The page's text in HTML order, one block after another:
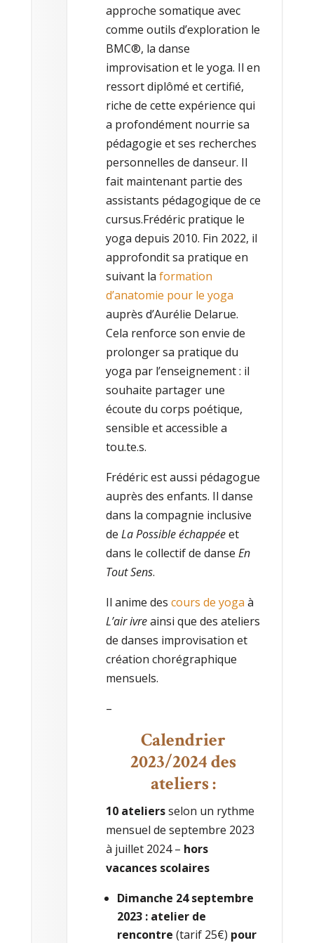
approche somatique avec
comme outils d’exploration le
BMC®, la danse
improvisation et le yoga. Il en
ressort diplômé et certifié,
riche de cette expérience qui
a profondément nourrie sa
pédagogie et ses recherches
personnelles de danseur. Il
fait maintenant partie des
assistants pédagogique de ce
cursus.Frédéric pratique le
yoga depuis 2010. Fin 2022, il
approfondit sa pratique en
suivant la formation
d’anatomie pour le yoga
auprès d’Aurélie Delarue.
Cela renforce son envie de
prolonger sa pratique du
yoga par l’enseignement : il
souhaite partager une
écoute du corps poétique,
sensible et accessible a
tou.te.s.
Frédéric est aussi pédagogue
auprès des enfants. Il danse
dans la compagnie inclusive
de La Possible échappéeet
dans le collectif de danse En
Tout Sens.
Il anime des cours de yoga à
L’air ivreainsi que des ateliers
de danses improvisation et
création chorégraphique
mensuels.
–
Calendrier
2023/2024 des
ateliers :
10 ateliersselon un rythme
mensuel de septembre 2023
à juillet 2024 – hors
vacances scolaires
Dimanche 24 septembre
2023 : atelier de
rencontre (tarif 25€) pour